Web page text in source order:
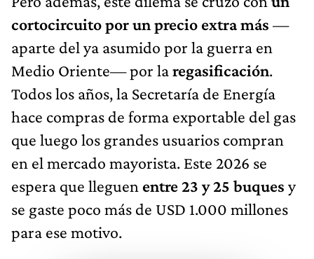
cortocircuito por un precio extra más —
aparte del ya asumido por la guerra en
Medio Oriente— por laregasificación.
Todos los años, la Secretaría de Energía
hace compras de forma exportable del gas
que luego los grandes usuarios compran
en el mercado mayorista. Este 2026 se
espera que lleguen entre 23 y 25 buques y
se gaste poco más de USD 1.000 millones
para ese motivo.